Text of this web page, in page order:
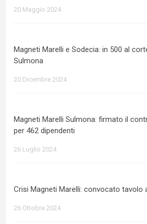
20 Maggio 2024
Magneti Marelli e Sodecia: in 500 al
Sulmona
20 Dicembre 2024
Magneti Marelli Sulmona: firmato il
per 462 dipendenti
26 Luglio 2024
Crisi Magneti Marelli: convocato tavolo
26 Ottobre 2024